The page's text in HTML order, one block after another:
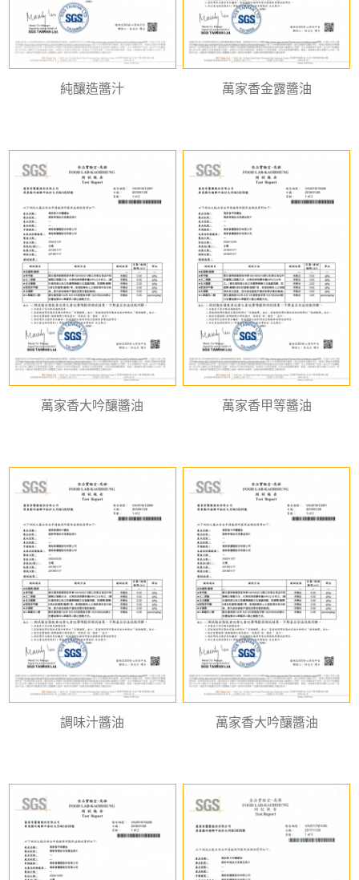
純釀造醬汁 萬家香金露醬油
萬家香大吟釀醬油 萬家香甲等醬油
調味汁醬油 萬家香大吟釀醬油